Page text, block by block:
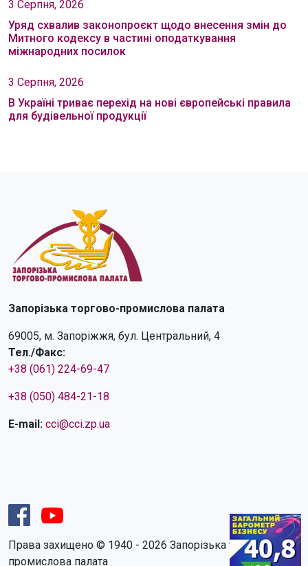
3 Серпня, 2026
Уряд схвалив законопроєкт щодо внесення змін до
Митного кодексу в частині оподаткування
міжнародних посилок
3 Серпня, 2026
В Україні триває перехід на нові європейські правила
для будівельної продукції
Запорізька торгово-промислова палата
69005, м. Запоріжжя, бул. Центральний, 4
Тел./Факс:
+38 (061) 224-69-47
+38 (050) 484-21-18
E-mail: cci@cci.zp.ua
Права захищено © 1940 - 2026 Запорізька торгово-
промислова палата